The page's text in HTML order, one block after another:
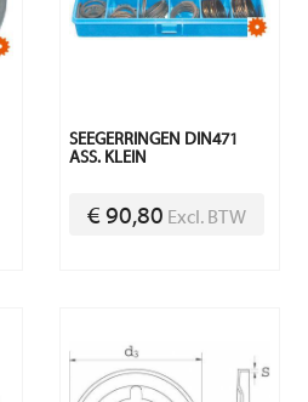
SEEGERRINGEN DIN471
ASS. KLEIN
€ 90,80 Excl. BTW